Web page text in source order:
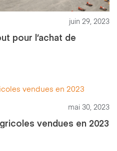
juin 29, 2023
pour l’achat de
mai 30, 2023
vendues en 2023